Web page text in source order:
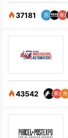
37181
43542